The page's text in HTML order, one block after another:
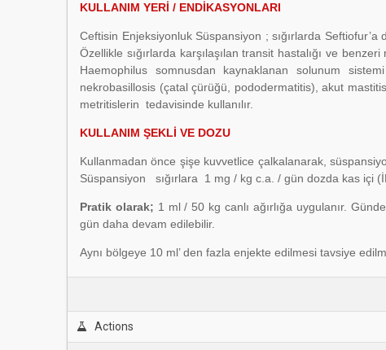
KULLANIM YERİ / ENDİKASYONLARI
Ceftisin Enjeksiyonluk Süspansiyon ; sığırlarda
Özellikle sığırlarda karşılaşılan transit hastalığı ve
Haemophilus somnusdan kaynaklanan solunum
nekrobasillosis (çatal çürüğü, pododermatitis), akut
metritislerin tedavisinde kullanılır.
KULLANIM ŞEKLİ VE DOZU
Kullanmadan önce şişe kuvvetlice çalkalanarak,
Süspansiyon sığırlara 1 mg / kg c.a. / gün dozda kas içi
Pratik olarak; 1 ml / 50 kg canlı ağırlığa uygulanır.
gün daha devam edilebilir.
Aynı bölgeye 10 ml’ den fazla enjekte edilmesi tavsiye
Actions